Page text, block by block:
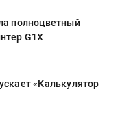
полноцветный
G1X
«Калькулятор